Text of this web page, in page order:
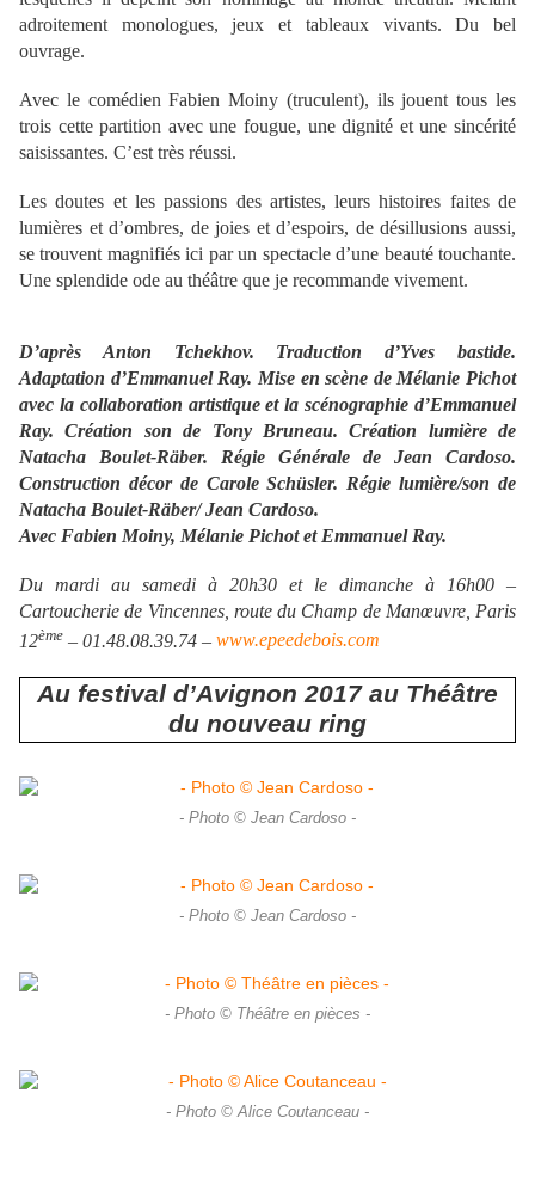
adroitement monologues, jeux et tableaux vivants. Du bel
ouvrage.
Avec le comédien Fabien Moiny (truculent), ils jouent tous les
trois cette partition avec une fougue, une dignité et une sincérité
saisissantes. C’est très réussi.
Les doutes et les passions des artistes, leurs histoires faites de
lumières et d’ombres, de joies et d’espoirs, de désillusions aussi,
se trouvent magnifiés ici par un spectacle d’une beauté touchante.
Une splendide ode au théâtre que je recommande vivement.
D’après Anton Tchekhov. Traduction d’Yves bastide.
Adaptation d’Emmanuel Ray. Mise en scène de Mélanie Pichot
avec la collaboration artistique et la scénographie d’Emmanuel
Ray. Création son de Tony Bruneau. Création lumière de
Natacha Boulet-Räber. Régie Générale de Jean Cardoso.
Construction décor de Carole Schüsler. Régie lumière/son de
Natacha Boulet-Räber/ Jean Cardoso.
Avec Fabien Moiny, Mélanie Pichot et Emmanuel Ray.
Du mardi au samedi à 20h30 et le dimanche à 16h00 –
Cartoucherie de Vincennes, route du Champ de Manœuvre, Paris
12ème – 01.48.08.39.74 – www.epeedebois.com
Au festival d’Avignon 2017 au Théâtre
du nouveau ring
- Photo © Jean Cardoso -
- Photo © Jean Cardoso -
- Photo © Théâtre en pièces -
- Photo © Alice Coutanceau -